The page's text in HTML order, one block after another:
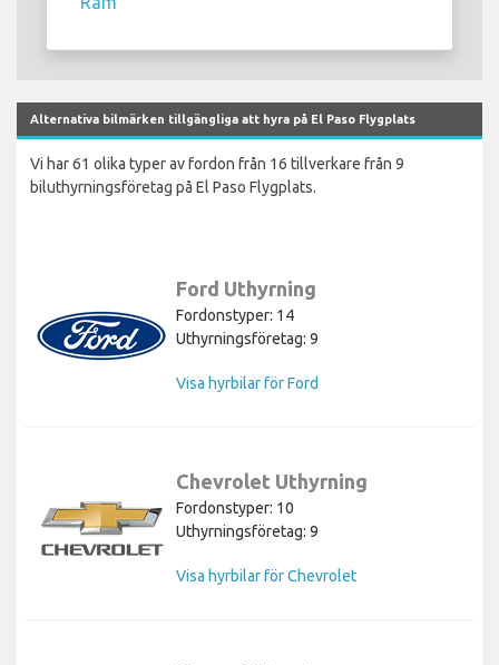
Alternativa bilmärken tillgängliga att hyra på El Paso Flygplats
Vi har 61 olika typer av fordon från 16 tillverkare från 9
biluthyrningsföretag på El Paso Flygplats.
Ford Uthyrning
Fordonstyper: 14
Uthyrningsföretag: 9
Visa hyrbilar för Ford
Chevrolet Uthyrning
Fordonstyper: 10
Uthyrningsföretag: 9
Visa hyrbilar för Chevrolet